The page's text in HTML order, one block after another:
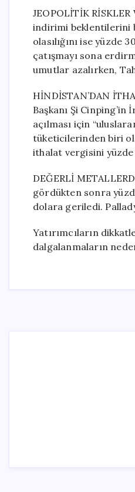
JEOPOLİTİK
indirimi beklentilerini
olasılığını ise
çatışmayı sona
umutlar azalırken,
HİNDİSTAN’DAN
Başkanı Şi Cinping’in
açılması için
tüketicilerinden biri
ithalat vergisini yüzde
DEĞERLİ
gördükten sonra
dolara geriledi.
Yatırımcıların
dalgalanmaların